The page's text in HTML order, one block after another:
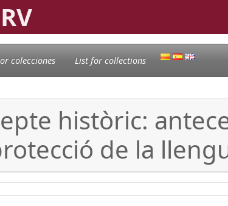
colecciones List for collections
històric:
de la